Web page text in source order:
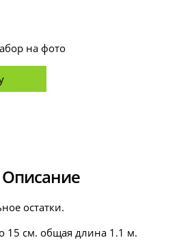
на фото
Описание
остатки.
15 см. общая длина 1.1 м.